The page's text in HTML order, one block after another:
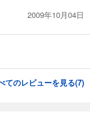
2009年10月04日
てのレビューを見る(7)